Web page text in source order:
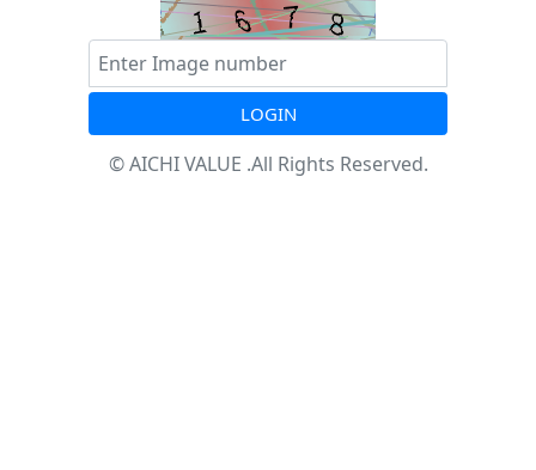
Captcha
LOGIN
© AICHI VALUE .All Rights Reserved.